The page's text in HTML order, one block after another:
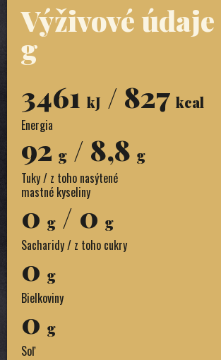
Výživové
g
3461 kJ / 827 kcal
Energia
92 g / 8,8 g
Tuky / z toho nasýtené
mastné kyseliny
0 g / 0 g
Sacharidy / z toho cukry
0 g
Bielkoviny
0 g
Soľ